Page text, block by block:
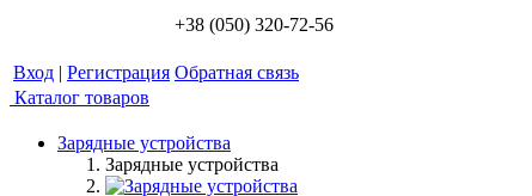
+38 (050) 320-72-56
Вход | Регистрация Обратная связь
Каталог товаров
Зарядные устройства
Зарядные устройства